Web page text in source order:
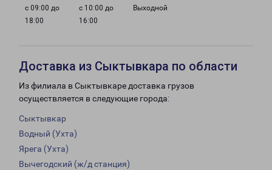
с 09:00 до
18:00
с 10:00 до
16:00
Выходной
Доставка из Сыктывкара по области
Из филиала в Сыктывкаре доставка грузов
осуществляется в следующие города:
Сыктывкар
Водный (Ухта)
Ярега (Ухта)
Вычегодский (ж/д станция)